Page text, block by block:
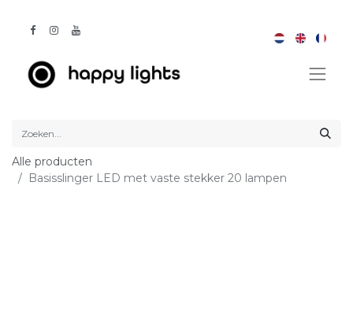
Alle producten
Basisslinger LED met vaste stekker 20 lampen